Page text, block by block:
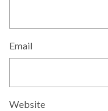
Email
Website